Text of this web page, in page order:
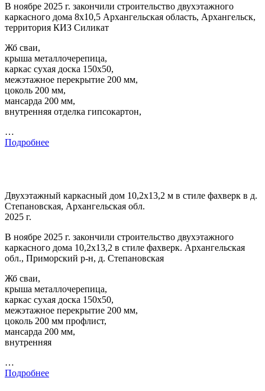
В ноябре 2025 г. закончили строительство двухэтажного
каркасного дома 8х10,5 Архангельская область, Архангельск,
территория КИЗ Силикат
Жб сваи,
крыша металлочерепица,
каркас сухая доска 150х50,
межэтажное перекрытие 200 мм,
цоколь 200 мм,
мансарда 200 мм,
внутренняя отделка гипсокартон,
…
Подробнее
Двухэтажный каркасный дом 10,2х13,2 м в стиле фахверк в д.
Степановская, Архангельская обл.
2025 г.
В ноябре 2025 г. закончили строительство двухэтажного
каркасного дома 10,2х13,2 в стиле фахверк. Архангельская
обл., Приморский р-н, д. Степановская
Жб сваи,
крыша металлочерепица,
каркас сухая доска 150х50,
межэтажное перекрытие 200 мм,
цоколь 200 мм профлист,
мансарда 200 мм,
внутренняя
…
Подробнее